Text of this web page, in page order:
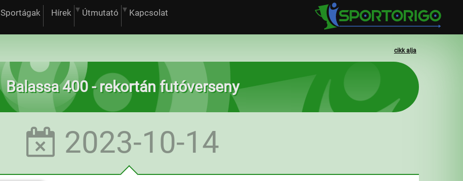
Sportágak Hírek Útmutató Kapcsolat
cikk alja
Balassa 400 - rekortán futóverseny
2023-10-14